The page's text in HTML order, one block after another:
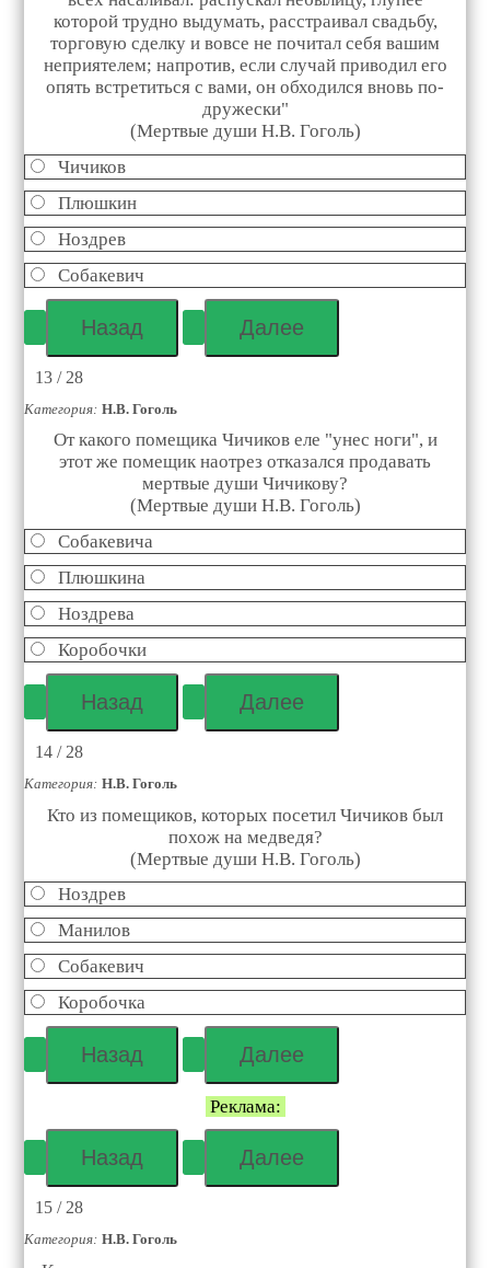
которой трудно выдумать, расстраивал свадьбу,
торговую сделку и вовсе не почитал себя вашим
неприятелем; напротив, если случай приводил его
опять встретиться с вами, он обходился вновь по-
дружески"
(Мертвые души Н.В. Гоголь)
Чичиков
Плюшкин
Ноздрев
Собакевич
13 / 28
Категория: Н.В. Гоголь
От какого помещика Чичиков еле "унес ноги", и
этот же помещик наотрез отказался продавать
мертвые души Чичикову?
(Мертвые души Н.В. Гоголь)
Собакевича
Плюшкина
Ноздрева
Коробочки
14 / 28
Категория: Н.В. Гоголь
Кто из помещиков, которых посетил Чичиков был
похож на медведя?
(Мертвые души Н.В. Гоголь)
Ноздрев
Манилов
Собакевич
Коробочка
Реклама:
15 / 28
Категория: Н.В. Гоголь